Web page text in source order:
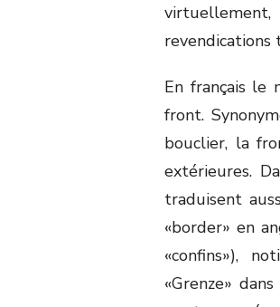
virtuellement,
revendications
En français le
front.
bouclier, la
extérieures.
traduisent
«border» en
«confins»),
«Grenze»